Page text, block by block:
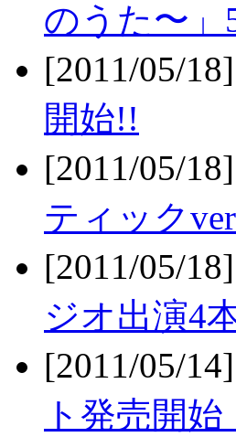
のうた〜」
[2011/05/
開始!!
[2011/05/
ティック
[2011/05/
ジオ出演4
[2011/05/
ト発売開始